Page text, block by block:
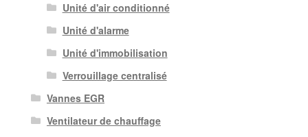
Unité d'air conditionné
Unité d'alarme
Unité d'immobilisation
Verrouillage centralisé
Vannes EGR
Ventilateur de chauffage